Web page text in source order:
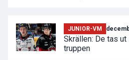
JUNIOR-VM
Skrällen: De tas
truppen